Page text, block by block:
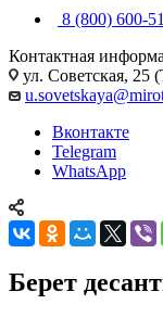
8 (800) 600-
Контактная
ул. Советская, 25
Вконтакте
Telegram
WhatsApp
Берет